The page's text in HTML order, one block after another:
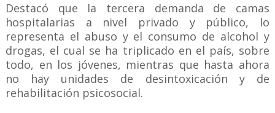
Destacó que la tercera demanda de camas
hospitalarias a nivel privado y público, lo
representa el abuso y el consumo de alcohol y
drogas, el cual se ha triplicado en el país, sobre
todo, en los jóvenes, mientras que hasta ahora
no hay unidades de desintoxicación y de
rehabilitación psicosocial.